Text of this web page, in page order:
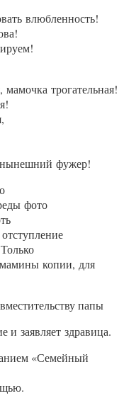
влюбленность!
трогательная!
фужер!
фото
копии, для
папы
заявляет здравица.
«Семейный